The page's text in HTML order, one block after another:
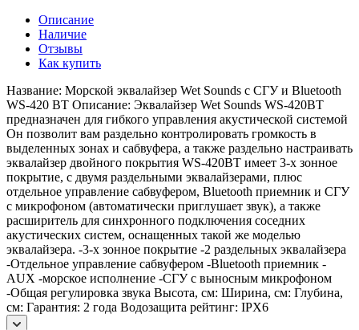
Описание
Наличие
Отзывы
Как купить
Название: Морской эквалайзер Wet Sounds с СГУ и Bluetooth
WS-420 BT Описание: Эквалайзер Wet Sounds WS-420BT
предназначен для гибкого управления акустической системой
Он позволит вам раздельно контролировать громкость в
выделенных зонах и сабвуфера, а также раздельно настраивать
эквалайзер двойного покрытия WS-420BT имеет 3-х зонное
покрытие, с двумя раздельными эквалайзерами, плюс
отдельное управление сабвуфером, Bluetooth приемник и СГУ
с микрофоном (автоматически приглушает звук), а также
расширитель для синхронного подключения соседних
акустических систем, оснащенных такой же моделью
эквалайзера. -3-х зонное покрытие -2 раздельных эквалайзера
-Отдельное управление сабвуфером -Bluetooth приемник -
AUX -морское исполнение -СГУ с выносным микрофоном
-Общая регулировка звука Высота, см: Ширина, см: Глубина,
см: Гарантия: 2 года Водозащита рейтинг: IPX6